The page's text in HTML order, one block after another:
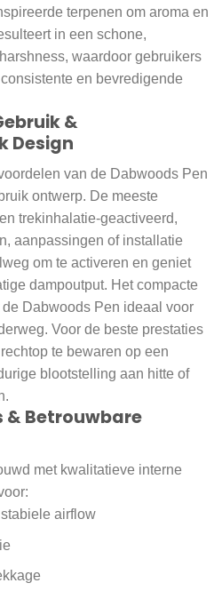
terpenen om aroma en
in een schone,
waardoor gebruikers
en bevredigende
&
Design
van de Dabwoods Pen
ontwerp. De meeste
trekinhalatie-geactiveerd,
aanpassingen of installatie
om te activeren en geniet
dampoutput. Het compacte
Dabwoods Pen ideaal voor
Voor de beste prestaties
te bewaren op een
blootstelling aan hitte of
& Betrouwbare
met kwalitatieve interne
airflow